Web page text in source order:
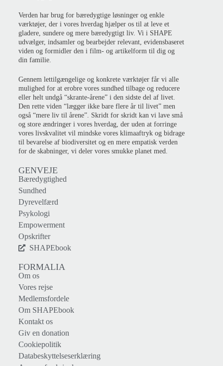
Verden har brug for bæredygtige løsninger og enkle
værktøjer, der i vores hverdag hjælper os til at leve et
gladere, sundere og mere bæredygtigt liv. Vi i SHAPE
udvælger, indsamler og bearbejder relevant, evidensbaseret
viden og formidler den i film- og artikelform til dig og
din familie.
Gennem lettilgængelige og konkrete værktøjer får vi alle
mulighed for at erobre vores sundhed tilbage og reducere
eller helt undgå “skrante-årene” i den sidste del af livet.
Den rette viden “lægger ikke bare flere år til livet” men
også “mere liv til årene”. Skridt for skridt kan vi lave små
og store ændringer i vores hverdag, der uden at forringe
vores livskvalitet vil mindske vores klimaaftryk og bidrage
til bevarelse af biodiversitet og en mere empatisk verden
for de skabninger, vi deler vores smukke planet med.
GENVEJE
Bæredygtighed
Sundhed
Dyrevelfærd
Psykologi
Empowerment
Opskrifter
SHAPEbook
FORMALIA
Om os
Vores rejse
Medlemsfordele
Om SHAPEbook
Kontakt os
Giv en donation
Cookiepolitik
Databeskyttelseserklæring